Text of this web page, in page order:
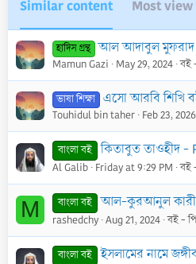
Similar content Most view
হাদিস গ্রন্থ আল আদাবুল মুফরাদ
Mamun Gazi May 29, 2024 বই
ভাষা শিক্ষা এসো আরবি শিখি
Touhidul bin taher Feb 23, 2026
বাংলা বই কিতাবুত তাওহীদ -
Al Galib Friday at 9:29 PM বই
M বাংলা বই আল-কুরআনুল কারীম
rashedchy Aug 21, 2024 বই -
বাংলা বই ইসলামের নামে